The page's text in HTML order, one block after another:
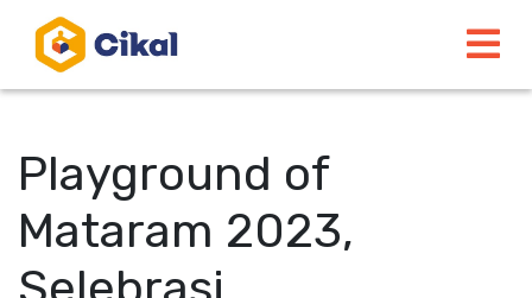
Playground of
Mataram 2023,